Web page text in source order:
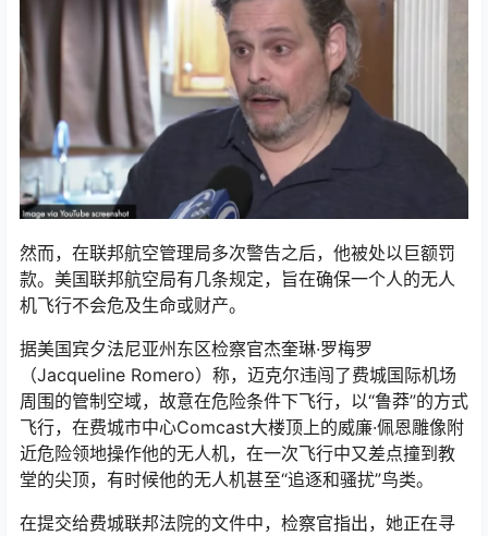
然而，在联邦航空管理局多次警告之后，他被处以巨额罚
款。美国联邦航空局有几条规定，旨在确保一个人的无人
机飞行不会危及生命或财产。
据美国宾夕法尼亚州东区检察官杰奎琳·罗梅罗
（Jacqueline Romero）称，迈克尔违闯了费城国际机场
周围的管制空域，故意在危险条件下飞行，以“鲁莽”的方式
飞行，在费城市中心Comcast大楼顶上的威廉·佩恩雕像附
近危险领地操作他的无人机，在一次飞行中又差点撞到教
堂的尖顶，有时候他的无人机甚至“追逐和骚扰”鸟类。
在提交给费城联邦法院的文件中，检察官指出，她正在寻